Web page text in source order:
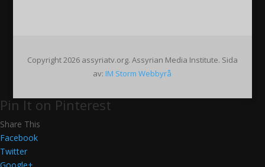
Copyright 2026 assyriatv.org. Assyrian Media Institute. Sida
av: IM Storm Webbyrå
Pin It on Pinterest
Share This
Facebook
Twitter